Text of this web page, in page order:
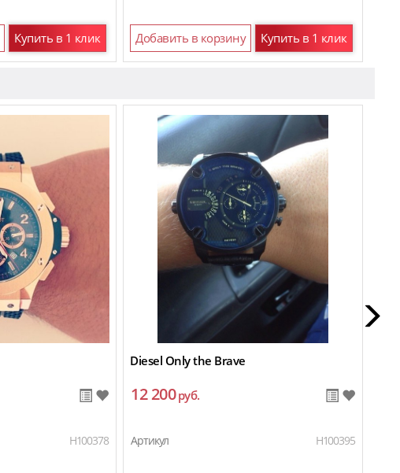
Купить в 1 клик Добавить в корзину Купить в 1 клик
H100378
Diesel Only the Brave
12 200руб.
Артикул H100395